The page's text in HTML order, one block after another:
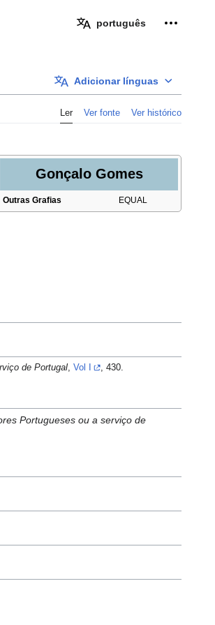
português
Adicionar línguas
Ler Ver fonte Ver histórico
Gonçalo Gomes
Outras Grafias EQUAL
de Portugal ,Vol I , 430.
Portugueses ou a serviço de